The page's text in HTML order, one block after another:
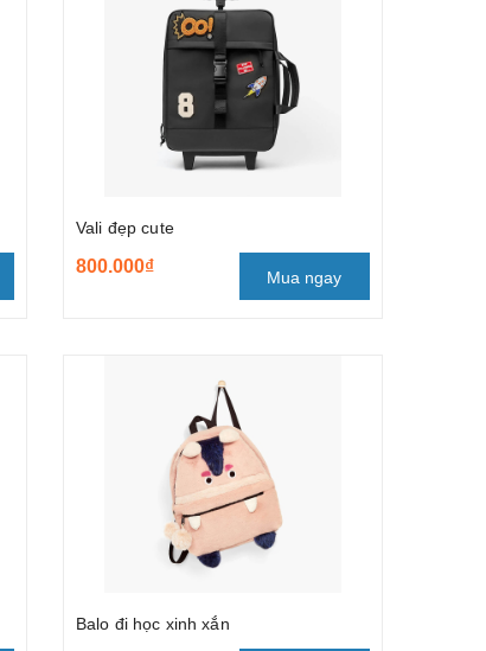
Vali đẹp cute
800.000₫
Mua ngay
Balo đi học xinh xắn